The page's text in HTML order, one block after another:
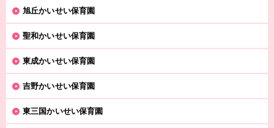
旭丘かいせい保育園
聖和かいせい保育園
東成かいせい保育園
吉野かいせい保育園
東三国かいせい保育園